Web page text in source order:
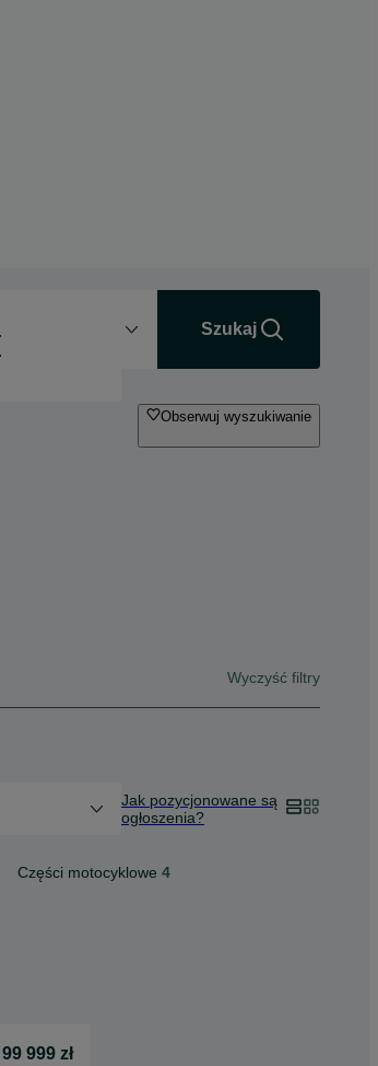
Szukaj
Obserwuj wyszukiwanie
Wyczyść filtry
Jak pozycjonowane są
ogłoszenia?
Części motocyklowe 4
99 999 zł